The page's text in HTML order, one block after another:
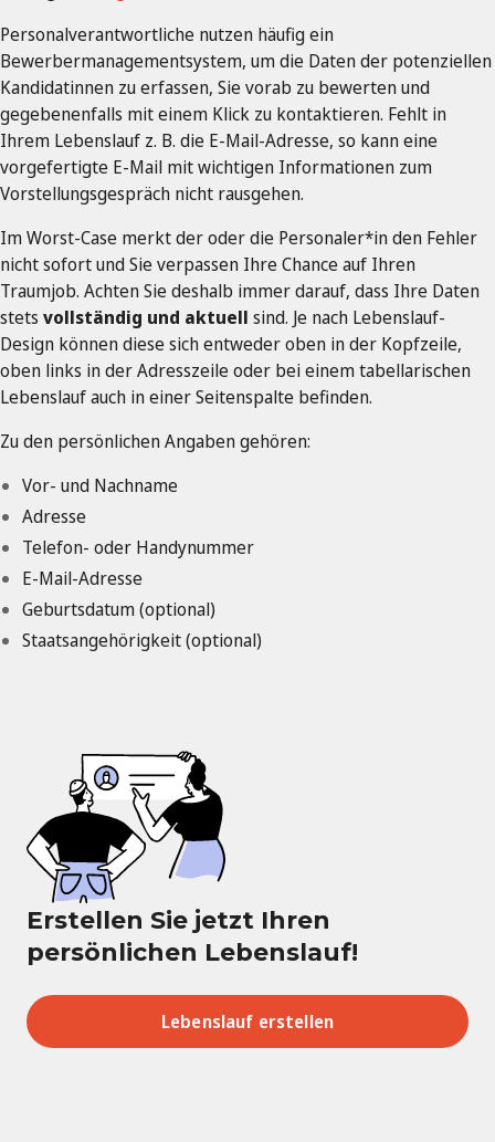
Personalverantwortliche nutzen häufig ein
Bewerbermanagementsystem, um die Daten der potenziellen
Kandidatinnen zu erfassen, Sie vorab zu bewerten und
gegebenenfalls mit einem Klick zu kontaktieren. Fehlt in
Ihrem Lebenslauf z. B. die E-Mail-Adresse, so kann eine
vorgefertigte E-Mail mit wichtigen Informationen zum
Vorstellungsgespräch nicht rausgehen.
Im Worst-Case merkt der oder die Personaler*in den Fehler
nicht sofort und Sie verpassen Ihre Chance auf Ihren
Traumjob. Achten Sie deshalb immer darauf, dass Ihre Daten
stets vollständig und aktuell sind. Je nach Lebenslauf-
Design können diese sich entweder oben in der Kopfzeile,
oben links in der Adresszeile oder bei einem tabellarischen
Lebenslauf auch in einer Seitenspalte befinden.
Zu den persönlichen Angaben gehören:
Vor- und Nachname
Adresse
Telefon- oder Handynummer
E-Mail-Adresse
Geburtsdatum (optional)
Staatsangehörigkeit (optional)
Erstellen Sie jetzt Ihren
persönlichen Lebenslauf!
Lebenslauf erstellen